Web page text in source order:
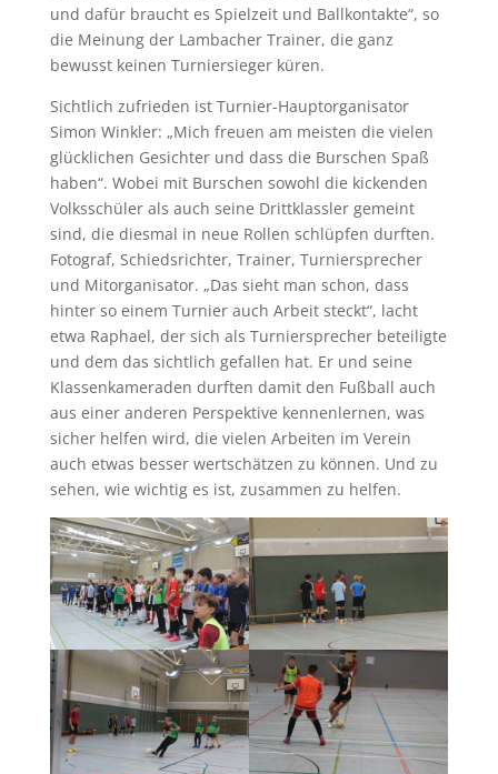
und dafür braucht es Spielzeit und Ballkontakte“, so
die Meinung der Lambacher Trainer, die ganz
bewusst keinen Turniersieger küren.
Sichtlich zufrieden ist Turnier-Hauptorganisator
Simon Winkler: „Mich freuen am meisten die vielen
glücklichen Gesichter und dass die Burschen Spaß
haben“. Wobei mit Burschen sowohl die kickenden
Volksschüler als auch seine Drittklassler gemeint
sind, die diesmal in neue Rollen schlüpfen durften.
Fotograf, Schiedsrichter, Trainer, Turniersprecher
und Mitorganisator. „Das sieht man schon, dass
hinter so einem Turnier auch Arbeit steckt“, lacht
etwa Raphael, der sich als Turniersprecher beteiligte
und dem das sichtlich gefallen hat. Er und seine
Klassenkameraden durften damit den Fußball auch
aus einer anderen Perspektive kennenlernen, was
sicher helfen wird, die vielen Arbeiten im Verein
auch etwas besser wertschätzen zu können. Und zu
sehen, wie wichtig es ist, zusammen zu helfen.